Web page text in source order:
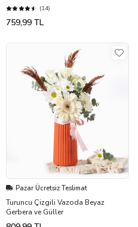
(14)
759,99 TL
Pazar Ücretsiz Teslimat
Turuncu Çizgili Vazoda Beyaz
Gerbera ve Güller